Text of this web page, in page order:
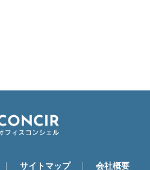
サイトマップ 会社概要